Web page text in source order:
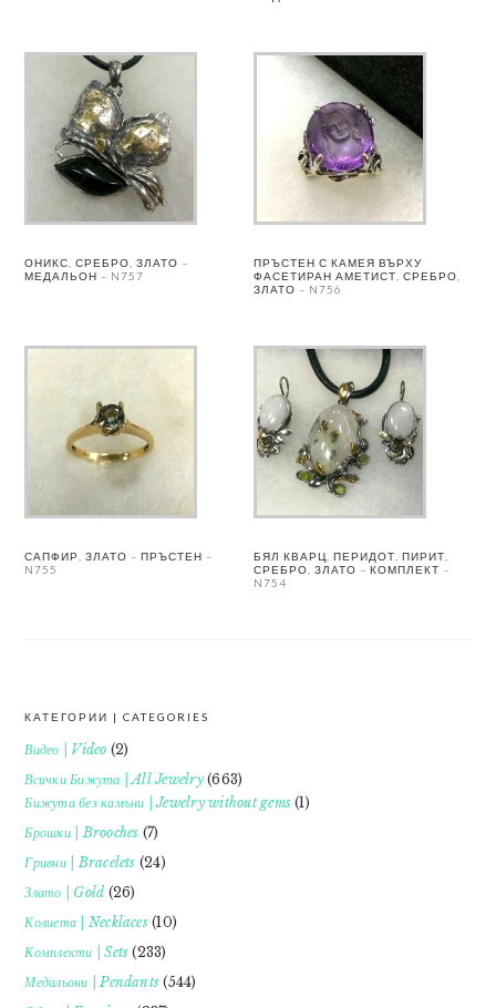
ОНИКС, СРЕБРО, ЗЛАТО –
МЕДАЛЬОН – N757
ПРЪСТЕН С КАМЕЯ ВЪРХУ
ФАСЕТИРАН АМЕТИСТ, СРЕБРО,
ЗЛАТО – N756
САПФИР, ЗЛАТО – ПРЪСТЕН –
N755
БЯЛ КВАРЦ, ПЕРИДОТ, ПИРИТ,
СРЕБРО, ЗЛАТО – КОМПЛЕКТ –
N754
FOOTER
КАТЕГОРИИ | CATEGORIES
Видео | Video (2)
Всички Бижута | All Jewelry(663)
Бижута без камъни | Jewelry without gems (1)
Брошки | Brooches (7)
Гривни | Bracelets (24)
Злато | Gold (26)
Колиета | Necklaces(10)
Комплекти | Sets (233)
Медальони | Pendants (544)